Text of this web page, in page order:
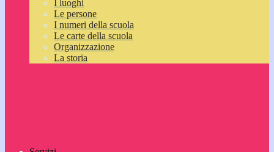
I luoghi
Le persone
I numeri della scuola
Le carte della scuola
Organizzazione
La storia